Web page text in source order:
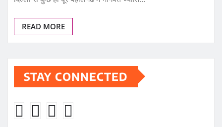
READ MORE
STAY CONNECTED